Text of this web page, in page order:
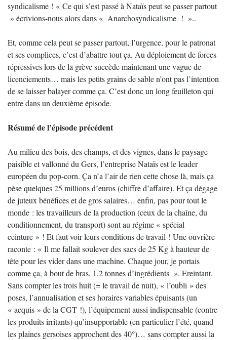
syndicalisme ! « Ce qui s’est passé à Nataïs peut se passer partout
» écrivions-nous alors dans « Anarchosyndicalisme ! »..
Et, comme cela peut se passer partout, l’urgence, pour le patronat
et ses complices, c’est d’abattre tout ça. Au déploiement de forces
répressives lors de la grève succède maintenant une vague de
licenciements… mais les petits grains de sable n’ont pas l’intention
de se laisser balayer comme ça. C’est donc un long feuilleton qui
entre dans un deuxième épisode.
Résumé de l’épisode précédent
Au milieu des bois, des champs, et des vignes, dans le paysage
paisible et vallonné du Gers, l’entreprise Nataïs est le leader
européen du pop-corn. Ça n’a l’air de rien cette chose là, mais ça
pèse quelques 25 millions d’euros (chiffre d’affaire). Et ça dégage
de juteux bénéfices et de gros salaires… enfin, pas pour tout le
monde : les travailleurs de la production (ceux de la chaîne, du
conditionnement, du transport) sont au régime « spécial
ceinture » ! Et faut voir leurs conditions de travail ! Une ouvrière
raconte : « Il me fallait soulever des sacs de 25 Kg à hauteur de
tête pour les vider dans une machine. Chaque jour, je portais
comme ça, à bout de bras, 1,2 tonnes d’ingrédients ». Ereintant.
Sans compter les trois huit (= le travail de nuit), « l’oubli » des
poses, l’annualisation et ses horaires variables épuisants (un
« acquis » de la CGT !), l’équipement aussi indispensable (contre
les produits irritants) qu’insupportable (en particulier l’été, quand
les plaines gersoises approchent des 40°)… sans compter aussi la